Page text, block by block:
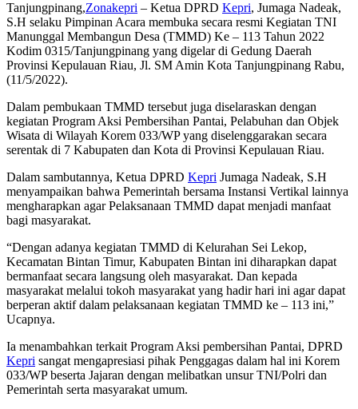
Tanjungpinang,Zonakepri – Ketua DPRD Kepri, Jumaga Nadeak,
S.H selaku Pimpinan Acara membuka secara resmi Kegiatan TNI
Manunggal Membangun Desa (TMMD) Ke – 113 Tahun 2022
Kodim 0315/Tanjungpinang yang digelar di Gedung Daerah
Provinsi Kepulauan Riau, Jl. SM Amin Kota Tanjungpinang Rabu,
(11/5/2022).
Dalam pembukaan TMMD tersebut juga diselaraskan dengan
kegiatan Program Aksi Pembersihan Pantai, Pelabuhan dan Objek
Wisata di Wilayah Korem 033/WP yang diselenggarakan secara
serentak di 7 Kabupaten dan Kota di Provinsi Kepulauan Riau.
Dalam sambutannya, Ketua DPRD Kepri Jumaga Nadeak, S.H
menyampaikan bahwa Pemerintah bersama Instansi Vertikal lainnya
mengharapkan agar Pelaksanaan TMMD dapat menjadi manfaat
bagi masyarakat.
“Dengan adanya kegiatan TMMD di Kelurahan Sei Lekop,
Kecamatan Bintan Timur, Kabupaten Bintan ini diharapkan dapat
bermanfaat secara langsung oleh masyarakat. Dan kepada
masyarakat melalui tokoh masyarakat yang hadir hari ini agar dapat
berperan aktif dalam pelaksanaan kegiatan TMMD ke – 113 ini,”
Ucapnya.
Ia menambahkan terkait Program Aksi pembersihan Pantai, DPRD
Kepri sangat mengapresiasi pihak Penggagas dalam hal ini Korem
033/WP beserta Jajaran dengan melibatkan unsur TNI/Polri dan
Pemerintah serta masyarakat umum.